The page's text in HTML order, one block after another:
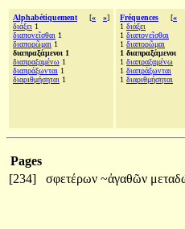
Alphabétiquement [« »]
διάξει 1
διαπονεῖσθαι 1
διαπορῶμαι 1
διαπραξάμενοι 1
διαπραξαμένω 1
διαπράξωνται 1
διαριθμήσηται 1
Fréquences [«
1 διάξει
1 διαπονεῖσθαι
1 διαπορῶμαι
1 διαπραξάμενοι
1 διαπραξαμένω
1 διαπράξωνται
1 διαριθμήσηται
Pages
[234]
σφετέρων ~ἀγαθῶν